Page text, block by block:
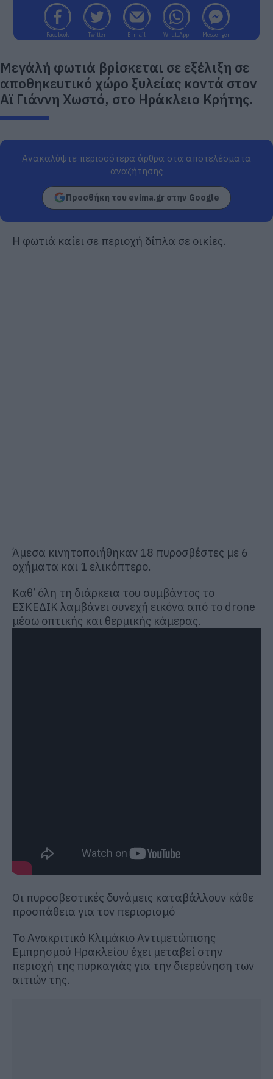
Facebook Twitter E-mail WhatsApp Messenger
Μεγάλή φωτιά βρίσκεται σε εξέλιξη σε
αποθηκευτικό χώρο ξυλείας κοντά στον
Αϊ Γιάννη Χωστό, στο Ηράκλειο Κρήτης.
Ανακαλύψτε περισσότερα άρθρα στα αποτελέσματα
αναζήτησης
Προσθήκη του evima.gr στην Google
Η φωτιά καίει σε περιοχή δίπλα σε οικίες.
Άμεσα κινητοποιήθηκαν 18 πυροσβέστες με 6
οχήματα και 1 ελικόπτερο.
Καθ’ όλη τη διάρκεια του συμβάντος το
ΕΣΚΕΔΙΚ λαμβάνει συνεχή εικόνα από το drone
μέσω οπτικής και θερμικής κάμερας.
Οι πυροσβεστικές δυνάμεις καταβάλλουν κάθε
προσπάθεια για τον περιορισμό
Το Ανακριτικό Κλιμάκιο Αντιμετώπισης
Εμπρησμού Ηρακλείου έχει μεταβεί στην
περιοχή της πυρκαγιάς για την διερεύνηση των
αιτιών της.